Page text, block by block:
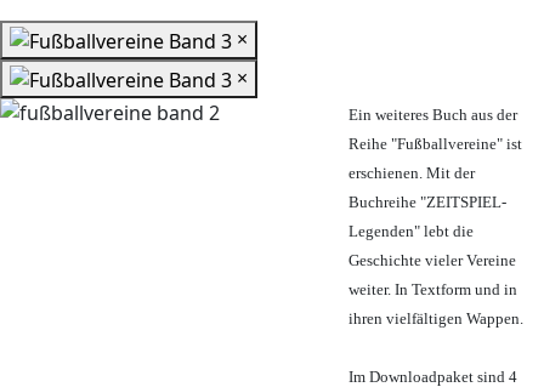
×
×
Ein weiteres Buch aus der
Reihe "Fußballvereine" ist
erschienen. Mit der
Buchreihe "ZEITSPIEL-
Legenden" lebt die
Geschichte vieler Vereine
weiter. In Textform und in
ihren vielfältigen Wappen.
Im Downloadpaket sind 4